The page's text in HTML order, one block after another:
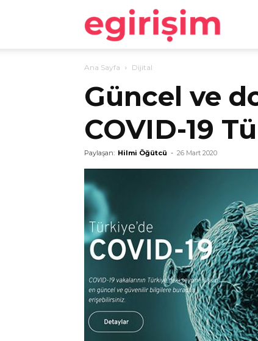
egirişim
Ana Sayfa Dijital
Güncel ve
COVID-19
Paylaşan: Hilmi Öğütcü - 26 Mart 2020